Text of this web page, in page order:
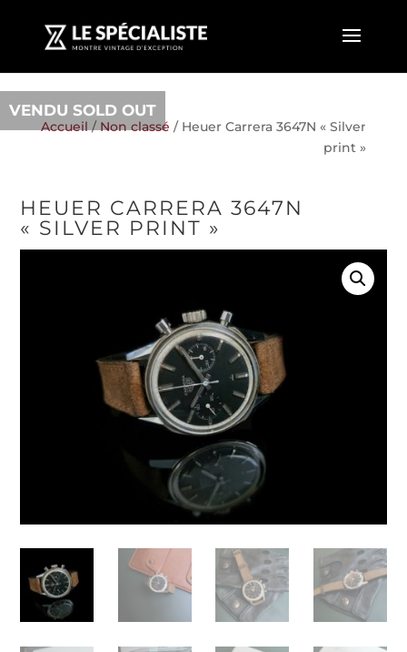
VENDU SOLD OUT
Accueil/Non classé / Heuer Carrera 3647N « Silver
print »
HEUER CARRERA 3647N
« SILVER PRINT »